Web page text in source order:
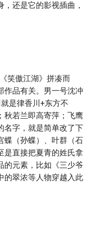
还是它的影视插曲，
《笑傲江湖》拼凑而
作品有关。男一号沈冲
是律香川+东方不
秋若兰即高寄萍；飞鹰
名字，就是简单改了下
蝶（孙蝶）、叶群（石
是直接把夏青的姓氏拿
的元素，比如《三少爷
的翠浓等人物穿越入此